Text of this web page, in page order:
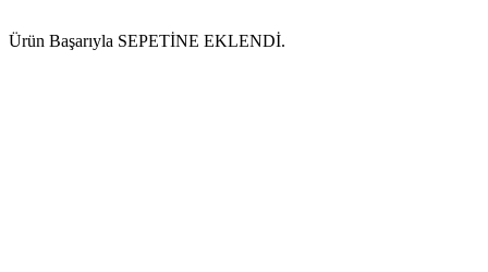
Ürün Başarıyla SEPETİNE EKLENDİ.